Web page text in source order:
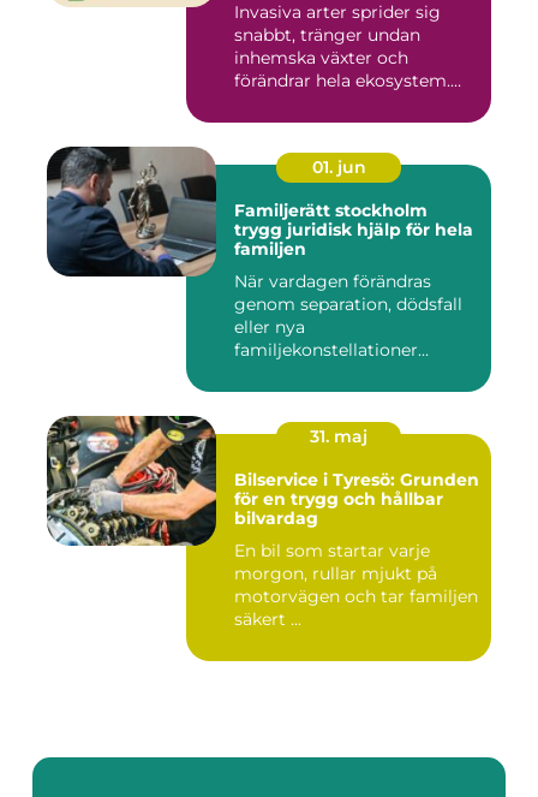
Invasiva arter sprider sig
snabbt, tränger undan
inhemska växter och
förändrar hela ekosystem.
01. jun
Familjerätt stockholm
trygg juridisk hjälp för hela
familjen
När vardagen förändras
genom separation, dödsfall
eller nya
familjekonstellationer
31. maj
Bilservice i Tyresö: Grunden
för en trygg och hållbar
bilvardag
En bil som startar varje
morgon, rullar mjukt på
motorvägen och tar familjen
säkert ...